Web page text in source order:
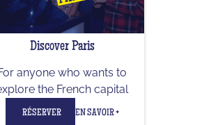
Discover Paris
anyone who wants to
the French capital
RÉSERVER EN SAVOIR +